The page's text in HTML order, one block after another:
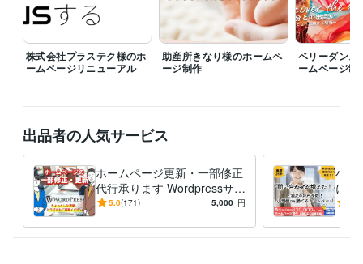
職歴
株式会社モト企画事務所 1996年8月 ~ 2001年8月
株式会社トランジション 2001年8月 ~ 2014年11月
株式会社リアルオン 2014年12月 ~ 2019年9月
株式会社ウィズスタイル 2019年9月 ~ 現在
ビジネス・クリエイティブツール
Adobe Photoshop:20年
Adobe XD:6年
WordPress:7年Google Search Console:7年Google Analytics:7年
Adobe Premiere Pro:3年Dreamweaver:5年Word:20年 Excel:20年
得意分野
Web制作・HP作成・EC構築
ホームページ制作　デザイン～サイト
株式会社プラステク様のホ
ームページリニューアル
助産所きなり様のホームペ
ージ制作
ベリーダンス
ームページ制
出品者の人気サービス
ホームページ更新・一部修正
代行承ります Wordpressサイ
トの更新をトラブルなどもご
5.0(171) 5,000 円
小さ
に強
平日
一気